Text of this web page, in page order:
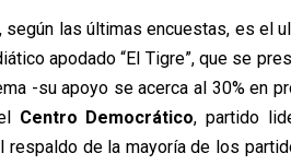
según las últimas encuestas, es el
apodado “El Tigre”, que se
-su apoyo se acerca al 30% en
Centro Democrático, partido
respaldo de la mayoría de los